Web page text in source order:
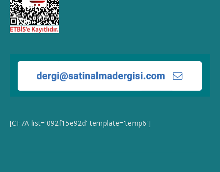
[CF7A list='092f15e92d' template='temp6']